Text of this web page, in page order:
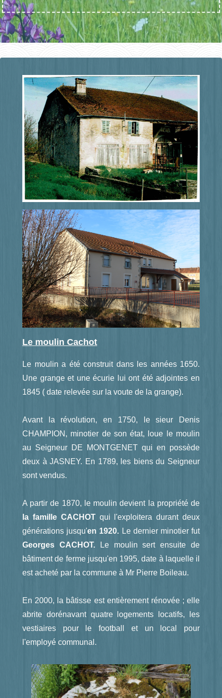
Le moulin Cachot
Le moulin a été construit dans les années 1650.
Une grange et une écurie lui ont été adjointes en
1845 ( date relevée sur la voute de la grange).
Avant la révolution, en 1750, le sieur Denis
CHAMPION, minotier de son état, loue le moulin
au Seigneur DE MONTGENET qui en possède
deux à JASNEY. En 1789, les biens du Seigneur
sont vendus.
A partir de 1870, le moulin devient la propriété de
la famille CACHOT qui l'exploitera durant deux
générations jusqu'en 1920. Le dernier minotier fut
Georges CACHOT.
Le moulin sert ensuite de
bâtiment de ferme jusqu'en 1995, date à laquelle il
est acheté par la commune à Mr Pierre Boileau.
En 2000, la bâtisse est entièrement rénovée ; elle
abrite dorénavant quatre logements locatifs, les
vestiaires pour le football et un local pour
l'employé communal.